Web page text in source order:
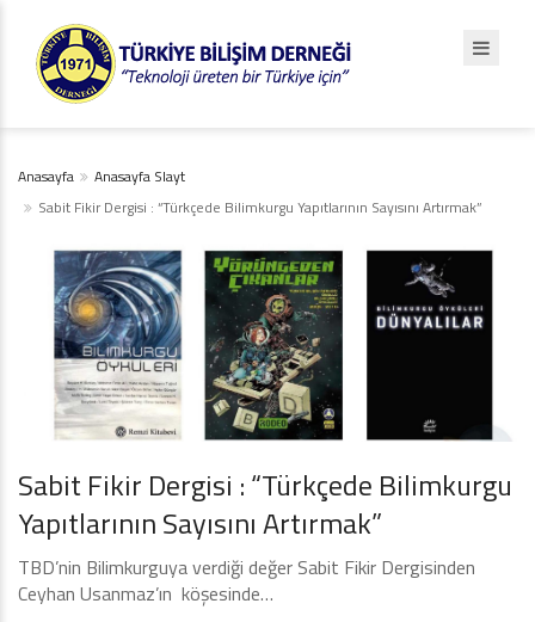
Anasayfa
Anasayfa Slayt
Sabit Fikir Dergisi : “Türkçede Bilimkurgu Yapıtlarının Sayısını Artırmak”
Sabit Fikir Dergisi : “Türkçede Bilimkurgu
Yapıtlarının Sayısını Artırmak”
TBD’nin Bilimkurguya verdiği değer Sabit Fikir Dergisinden
Ceyhan Usanmaz’ın köşesinde…